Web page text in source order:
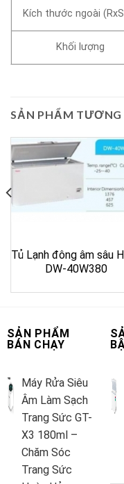
Kích thước ngoài
Khối lượng
SẢN PHẨM
Tủ Lạnh đông âm sâu
DW-40W380
SẢN PHẨM
BÁN CHẠY
Máy Rửa Siêu
Âm Làm Sạch
Trang Sức GT-
X3 180ml –
Chăm Sóc
Trang Sức